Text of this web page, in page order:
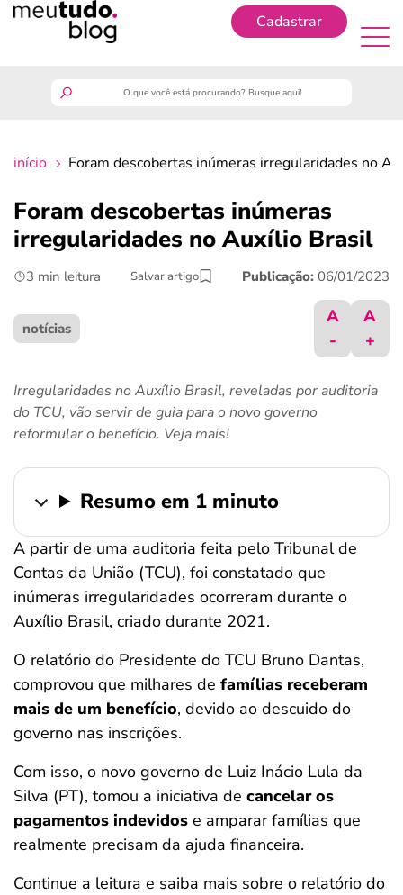
Cadastrar
finanças
benefícios
crédito fácil
ferramentas
início Foram descobertas inúmeras irregularidades no
Foram descobertas inúmeras
irregularidades no Auxílio Brasil
3 min leitura Salvar artigo Publicação: 06/01/2023
notícias
A
-
A
+
Irregularidades no Auxílio Brasil, reveladas por auditoria
do TCU, vão servir de guia para o novo governo
reformular o benefício. Veja mais!
Resumo em 1 minuto
A partir de uma auditoria feita pelo Tribunal de
Contas da União (TCU), foi constatado que
inúmeras irregularidades ocorreram durante o
Auxílio Brasil, criado durante 2021.
O relatório do Presidente do TCU Bruno Dantas,
comprovou que milhares de famílias receberam
mais de um benefício, devido ao descuido do
governo nas inscrições.
Com isso, o novo governo de Luiz Inácio Lula da
Silva (PT), tomou a iniciativa de cancelar os
pagamentos indevidos e amparar famílias que
realmente precisam da ajuda financeira.
Continue a leitura e saiba mais sobre o relatório do